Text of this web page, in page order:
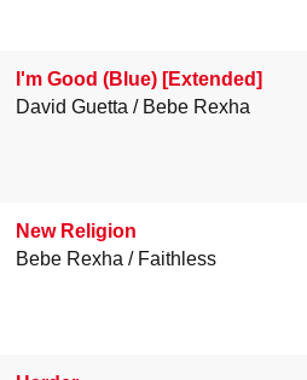
I'm Good (Blue) [Extended]
David Guetta
Bebe Rexha
New Religion
Bebe Rexha
Faithless